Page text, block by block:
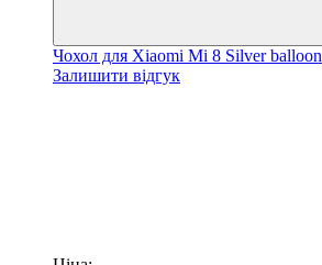
Чохол для Xiaomi Mi 8 Silver balloon
Залишити відгук